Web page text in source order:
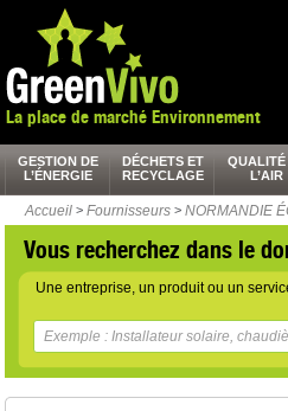
La place de marché Environnement
GESTION DE
L’ÉNERGIE
DÉCHETS ET
RECYCLAGE
QUALITÉ
L’AIR
Accueil > Fournisseurs > NORMANDIE
Vous recherchez dans le
Une entreprise, un produit ou un